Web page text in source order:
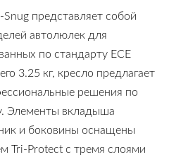
представляет собой
автолюлек для
по стандарту ECE
3.25 кг, кресло предлагает
решения по
Элементы вкладыша
и боковины оснащены
Tri-Protect с тремя слоями